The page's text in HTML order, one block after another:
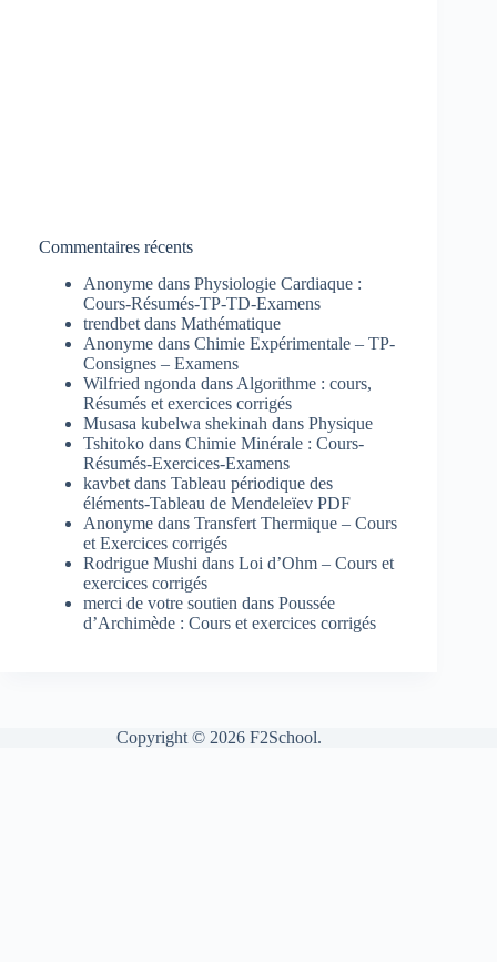
Commentaires récents
Anonyme dans Physiologie Cardiaque :
Cours-Résumés-TP-TD-Examens
trendbet dans Mathématique
Anonyme dans Chimie Expérimentale – TP-
Consignes – Examens
Wilfried ngonda dans Algorithme : cours,
Résumés et exercices corrigés
Musasa kubelwa shekinah dans Physique
Tshitoko dans Chimie Minérale : Cours-
Résumés-Exercices-Examens
kavbet dans Tableau périodique des
éléments-Tableau de Mendeleïev PDF
Anonyme dans Transfert Thermique – Cours
et Exercices corrigés
Rodrigue Mushi dans Loi d’Ohm – Cours et
exercices corrigés
merci de votre soutien dans Poussée
d’Archimède : Cours et exercices corrigés
Copyright © 2026 F2School.